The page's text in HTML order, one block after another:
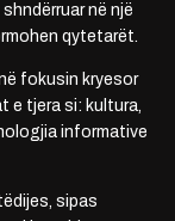
në një
qytetarët.
fokusin kryesor
e tjera si: kultura,
informative
sipas